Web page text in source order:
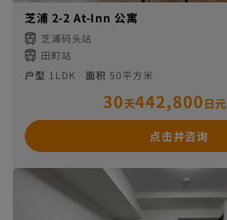
芝浦 2-2 At-Inn 公寓
芝浦码头站
田町站
户型 1LDK 面积 50平方米
30天442,800 日元
点击并咨询